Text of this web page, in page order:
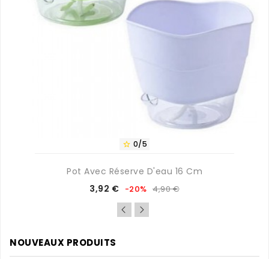
 0/5
Pot Avec Réserve D'eau 16 Cm
Prix
3,92 € Prix
de
base
-20% 4,90 €
NOUVEAUX PRODUITS